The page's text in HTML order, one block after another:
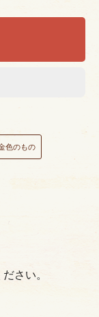
色のもの
さい。